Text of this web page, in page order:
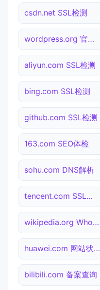
csdn.net SSL检测
wordpress.org 官网入口
aliyun.com SSL检测
bing.com SSL检测
github.com SSL检测
163.com SEO体检
sohu.com DNS解析
tencent.com SSL检测
wikipedia.org Whois查询
huawei.com 网站状态
bilibili.com 备案查询